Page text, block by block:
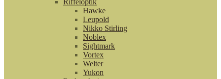
Riffeloptik
Hawke
Leupold
Nikko Stirling
Noblex
Sightmark
Vortex
Welter
Yukon